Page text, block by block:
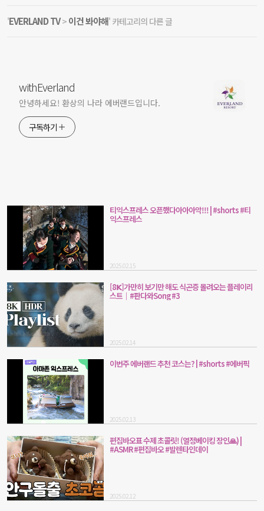
'EVERLAND TV> 이건 봐야해' 카테고리의 다른 글
withEverland
안녕하세요! 환상의 나라 에버랜드입니다.
구독하기
티익스프레스 오픈했다아아아악!!! | #shorts #티
익스프레스
2025.02.15
[8𝗞]가만히 보기만 해도 식곤증 몰려오는 플레이리
스트｜#판다와Song #3
2025.02.14
이번주 에버랜드 추천 코스는? | #shorts #에버픽
2025.02.13
편집바오표 수제 초콜릿! (열정베이킹 장인🙏) |
#ASMR #편집바오 #발렌타인데이
2025.02.12